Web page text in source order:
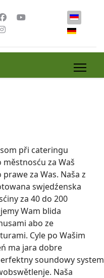
Select
při cateringu
městnosću za Waš
za Was. Naša z
swjedźenska
za 40 do 200
Wam blida
abo ze
Cyle po Wašim
ma jara dobre
soundowy system
Naša